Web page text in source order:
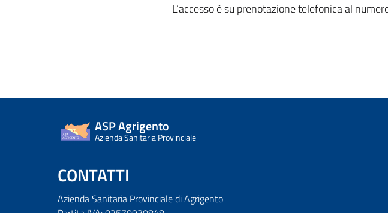
L’accesso è su prenotazione telefonica al
ASP Agrigento
Azienda Sanitaria Provinciale
CONTATTI
Azienda Sanitaria Provinciale di Agrigento